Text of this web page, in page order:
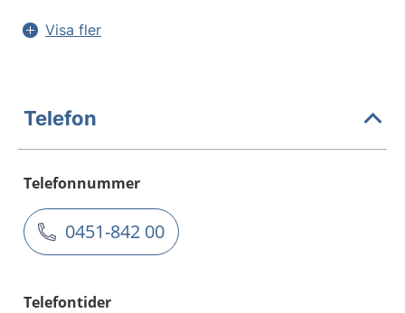
Visa fler
Telefon
Telefonnummer
0451-842 00
Telefontider